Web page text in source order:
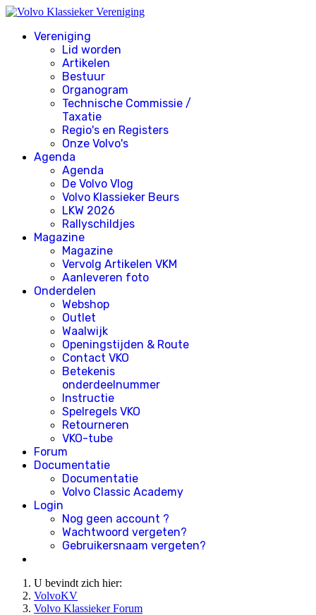
Vereniging
Lid worden
Artikelen
Bestuur
Organogram
Technische Commissie /
Taxatie
Regio's en Registers
Onze Volvo's
Agenda
Agenda
De Volvo Vlog
Volvo Klassieker Beurs
LKW 2026
Rallyschildjes
Magazine
Magazine
Vervolg Artikelen VKM
Aanleveren foto
Onderdelen
Webshop
Outlet
Waalwijk
Openingstijden & Route
Contact VKO
Betekenis
onderdeelnummer
Instructie
Spelregels VKO
Retourneren
VKO-tube
Forum
Documentatie
Documentatie
Volvo Classic Academy
Login
Nog geen account ?
Wachtwoord vergeten?
Gebruikersnaam vergeten?
U bevindt zich hier:
VolvoKV
Volvo Klassieker Forum